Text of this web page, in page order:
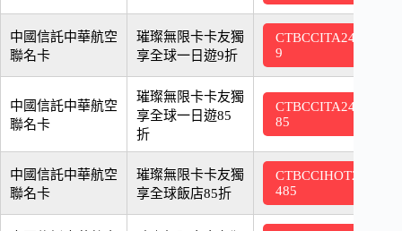
中國信託中華航空
聯名卡
璀璨無限卡卡友獨
享全球一日遊9折
CTBCCITA24
9
中國信託中華航空
聯名卡
璀璨無限卡卡友獨
享全球一日遊85
折
CTBCCITA24
85
中國信託中華航空
聯名卡
璀璨無限卡卡友獨
享全球飯店85折
CTBCCIHOT2
485